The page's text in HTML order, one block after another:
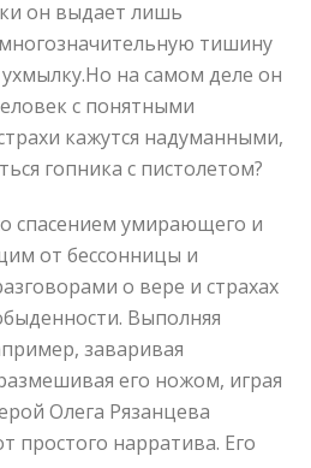
он выдает лишь
тишину
на самом деле он
с понятными
кажутся надуманными,
гопника с пистолетом?
спасением умирающего и
от бессонницы и
о вере и страхах
Выполняя
заваривая
его ножом, играя
Олега Рязанцева
простого нарратива. Его